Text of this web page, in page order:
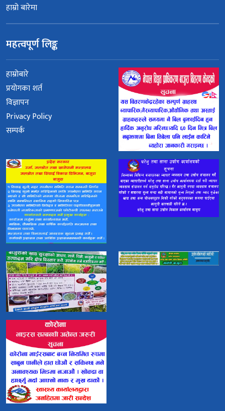
हाम्रो बारेमा
महत्वपूर्ण लिङ्क
हाम्रोबारे
प्रयोगका शर्त
विज्ञापन
Privacy Policy
सम्पर्क